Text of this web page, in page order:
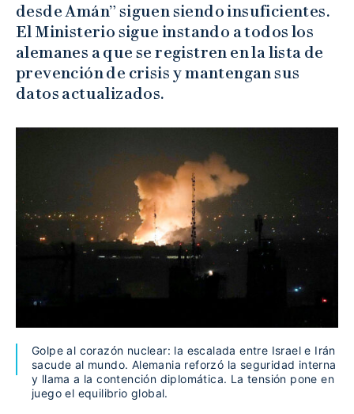
desde Amán” siguen siendo insuficientes.
El Ministerio sigue instando a todos los
alemanes a que se registren en la lista de
prevención de crisis y mantengan sus
datos actualizados.
Golpe al corazón nuclear: la escalada entre Israel e Irán
sacude al mundo. Alemania reforzó la seguridad interna
y llama a la contención diplomática. La tensión pone en
juego el equilibrio global.